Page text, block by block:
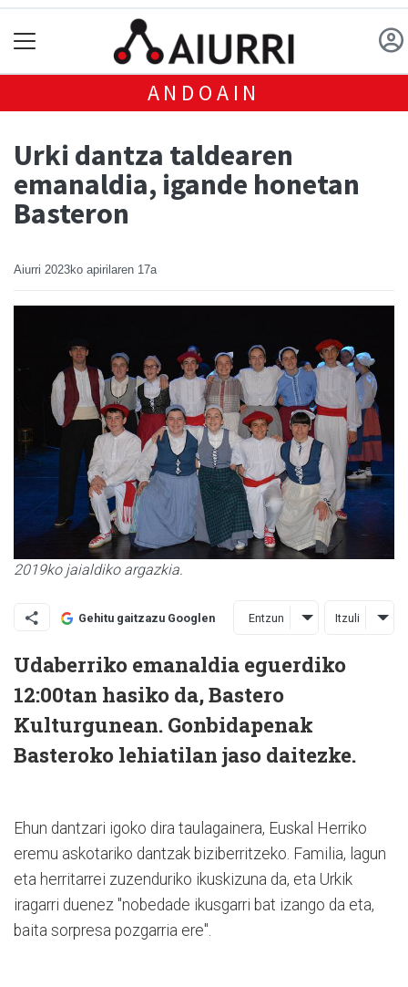
ANDOAIN
Urki dantza taldearen
emanaldia, igande honetan
Basteron
Aiurri 2023ko apirilaren 17a
2019ko jaialdiko argazkia.
Gehitu gaitzazu Googlen Entzun Itzuli
Udaberriko emanaldia eguerdiko
12:00tan hasiko da, Bastero
Kulturgunean. Gonbidapenak
Basteroko lehiatilan jaso daitezke.
Ehun dantzari igoko dira taulagainera, Euskal Herriko
eremu askotariko dantzak biziberritzeko. Familia, lagun
eta herritarrei zuzenduriko ikuskizuna da, eta Urkik
iragarri duenez "nobedade ikusgarri bat izango da eta,
baita sorpresa pozgarria ere".